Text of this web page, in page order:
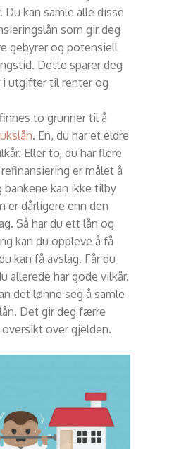
kan samle alle disse
som gir deg
gebyrer og potensiell
Dette sparer deg
i utgifter til renter og
to grunner til å
. En, du har et eldre
Eller to, du har flere
er målet å
bankene kan ikke tilby
er dårligere enn den
Så har du ett lån og
kan du oppleve å få
kan få avslag. Får du
allerede har gode vilkår.
det lønne seg å samle
Det gir deg færre
over gjelden.